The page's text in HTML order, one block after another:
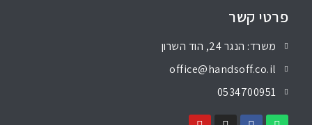
פרטי קשר
משרד: הנגר 24, הוד השרון
office@handsoff.co.il
0534700951